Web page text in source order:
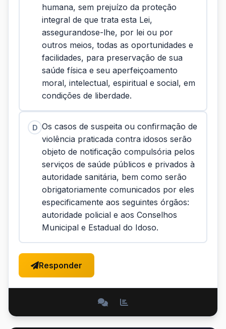
humana, sem prejuízo da proteção
integral de que trata esta Lei,
assegurandose-lhe, por lei ou por
outros meios, todas as oportunidades e
facilidades, para preservação de sua
saúde física e seu aperfeiçoamento
moral, intelectual, espiritual e social, em
condições de liberdade.
D Os casos de suspeita ou confirmação de
violência praticada contra idosos serão
objeto de notificação compulsória pelos
serviços de saúde públicos e privados à
autoridade sanitária, bem como serão
obrigatoriamente comunicados por eles
especificamente aos seguintes órgãos:
autoridade policial e aos Conselhos
Municipal e Estadual do Idoso.
Responder